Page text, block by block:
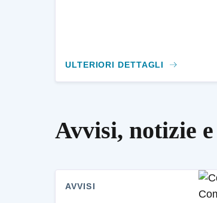
ULTERIORI DETTAGLI
Avvisi, notizie
AVVISI